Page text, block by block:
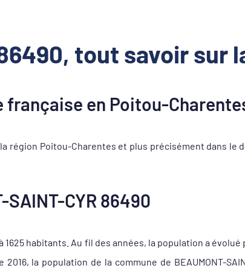
tout savoir sur
française en Poitou-
région Poitou-Charentes et plus précisément dans le
CYR 86490
1625 habitants. Au fil des années, la population a
la population de la commune de BEAUMONT-